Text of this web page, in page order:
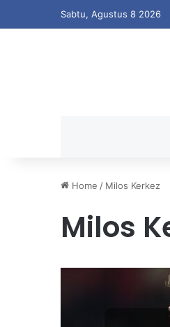
Sabtu, Agustus 8 2026
Home / Milos Kerkez
Milos